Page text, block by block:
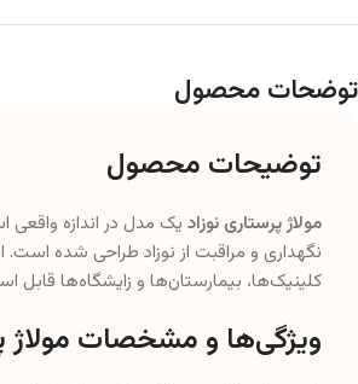
توضحات محصول
توضیحات محصول
مولاژ پرستاری نوزاد یک مدل در اندازه
نگهداری و مراقبت از نوزاد طراحی شده
کلینیک‌ها، بیمارستان‌ها و زایشگاه‌ها قابل
ویژگی‌ها و مشخصات مولاژ